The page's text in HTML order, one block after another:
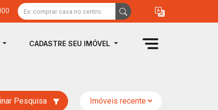
CADASTRE SEU IMÓVEL
Pesquisa